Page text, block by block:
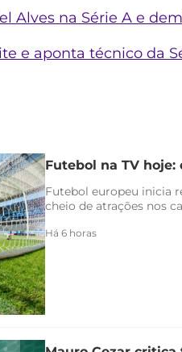
Alves na Série A e
e aponta técnico da
Futebol na TV
Futebol europeu inicia
cheio de atrações nos
Há 6 horas